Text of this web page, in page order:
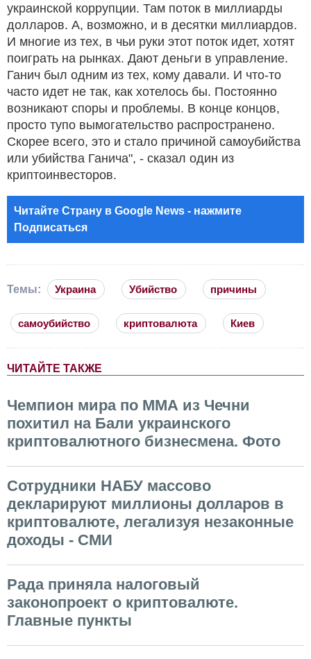
украинской коррупции. Там поток в миллиарды
долларов. А, возможно, и в десятки миллиардов.
И многие из тех, в чьи руки этот поток идет, хотят
поиграть на рынках. Дают деньги в управление.
Ганич был одним из тех, кому давали. И что-то
часто идет не так, как хотелось бы. Постоянно
возникают споры и проблемы. В конце концов,
просто тупо вымогательство распространено.
Скорее всего, это и стало причиной самоубийства
или убийства Ганича", - сказал один из
криптоинвесторов.
Читайте Страну в Google News - нажмите
Подписаться
Темы: Украина Убийство причины
самоубийство криптовалюта Киев
ЧИТАЙТЕ ТАКЖЕ
Чемпион мира по ММА из Чечни
похитил на Бали украинского
криптовалютного бизнесмена. Фото
Сотрудники НАБУ массово
декларируют миллионы долларов в
криптовалюте, легализуя незаконные
доходы - СМИ
Рада приняла налоговый
законопроект о криптовалюте.
Главные пункты